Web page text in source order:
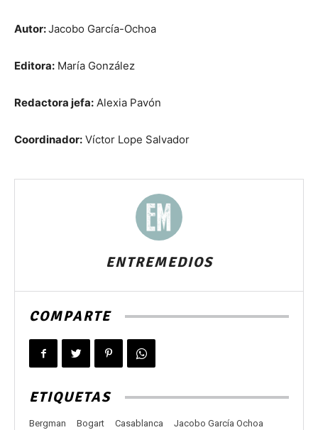
Autor:Jacobo García-Ochoa
Editora: María González
Redactora jefa: Alexia Pavón
Coordinador: Víctor Lope Salvador
ENTREMEDIOS
COMPARTE
ETIQUETAS
Bergman Bogart Casablanca
Jacobo García Ochoa